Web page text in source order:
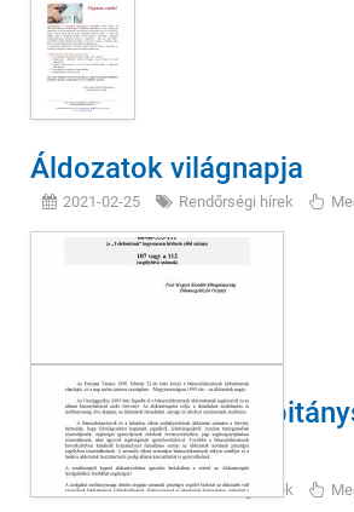
Áldozatok világnapja
2021-02-25 Rendőrségi hírek
Gödöllői
felhívása
2021-02-24 Rendőrségi hírek